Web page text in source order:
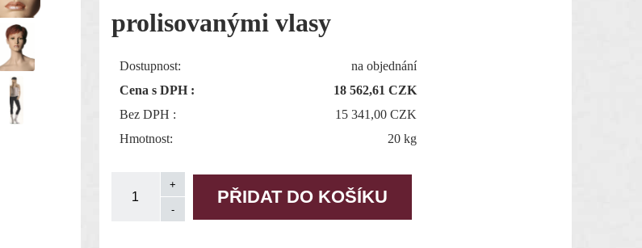
prolisovanými vlasy
Dostupnost:
na objednání
Cena s DPH :
18 562,61 CZK
Bez DPH :
15 341,00 CZK
Hmotnost:
20 kg